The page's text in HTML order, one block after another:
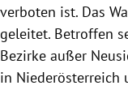
verboten ist. Das
geleitet. Betroffen
Bezirke außer
in Niederösterreich